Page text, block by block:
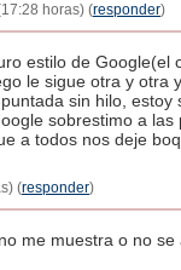
horas) (responder)
estilo de
le sigue otra y
sin hilo,
sobrestimo a
a todos nos deje
(responder)
me muestra o no